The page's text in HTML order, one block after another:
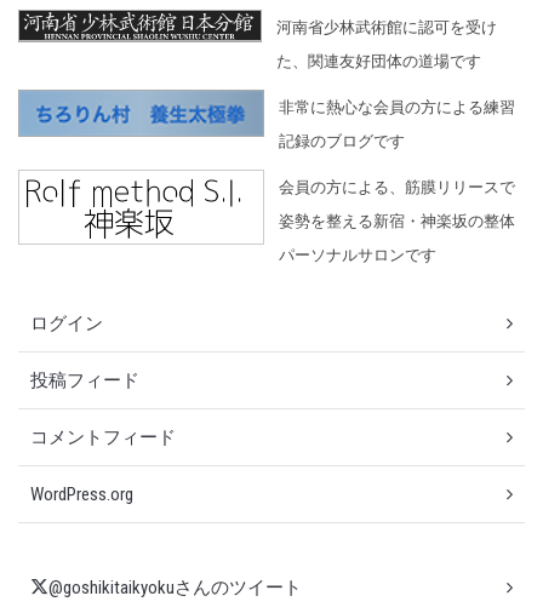
河南省少林武術館に認可を受け
た、関連友好団体の道場です
非常に熱心な会員の方による練習
記録のブログです
会員の方による、筋膜リリースで
姿勢を整える新宿・神楽坂の整体
パーソナルサロンです
ログイン
投稿フィード
コメントフィード
WordPress.org
@goshikitaikyokuさんのツイート